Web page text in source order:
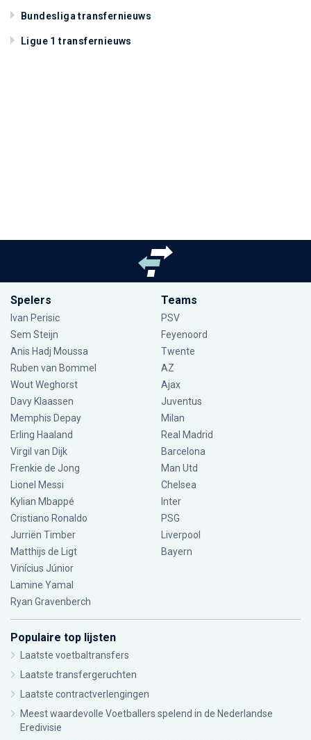
Bundesliga transfernieuws
Ligue 1 transfernieuws
Spelers
Ivan Perisic
Sem Steijn
Anis Hadj Moussa
Ruben van Bommel
Wout Weghorst
Davy Klaassen
Memphis Depay
Erling Haaland
Virgil van Dijk
Frenkie de Jong
Lionel Messi
Kylian Mbappé
Cristiano Ronaldo
Jurriën Timber
Matthijs de Ligt
Vinícius Júnior
Lamine Yamal
Ryan Gravenberch
Teams
PSV
Feyenoord
Twente
AZ
Ajax
Juventus
Milan
Real Madrid
Barcelona
Man Utd
Chelsea
Inter
PSG
Liverpool
Bayern
Populaire top lijsten
Laatste voetbaltransfers
Laatste transfergeruchten
Laatste contractverlengingen
Meest waardevolle Voetballers spelend in de Nederlandse
Eredivisie